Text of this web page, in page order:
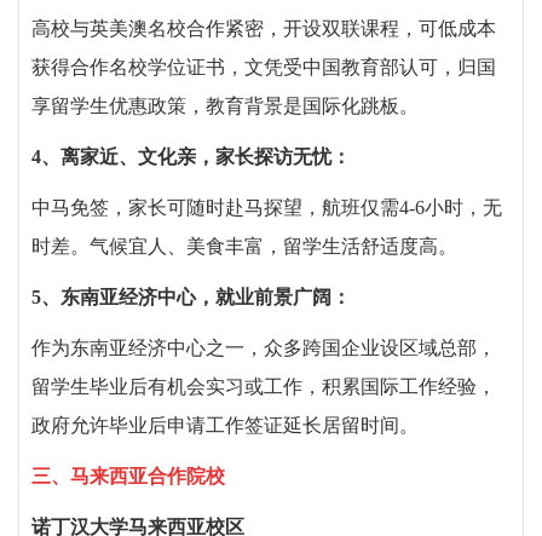
高校与英美澳名校合作紧密，开设双联课程，可低成本
获得合作名校学位证书，文凭受中国教育部认可，归国
享留学生优惠政策，教育背景是国际化跳板。
4、 离家近、文化亲，家长探访无忧：
中马免签，家长可随时赴马探望，航班仅需4-6小时，无
时差。气候宜人、美食丰富，留学生活舒适度高。
5、 东南亚经济中心，就业前景广阔：
作为东南亚经济中心之一，众多跨国企业设区域总部，
留学生毕业后有机会实习或工作，积累国际工作经验，
政府允许毕业后申请工作签证延长居留时间。
三、 马来西亚合作院校
诺丁汉大学马来西亚校区